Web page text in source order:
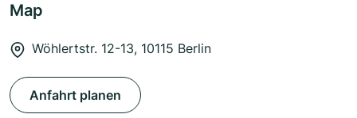
Map
Wöhlertstr. 12-13, 10115 Berlin
Anfahrt planen